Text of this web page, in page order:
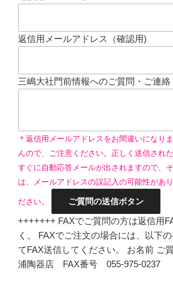
返信用メールアドレス（確認用)
三嶋大社門前情報へのご質問・ご連絡
＊返信用メールアドレスをお間違いになり
んので、ご注意ください。正しく送信され
すぐに自動応答メールが出されますので、
は、メールアドレスの誤記入の可能性があ
ださい。
+++++++ FAXでご質問の方は返信用
く。 FAXでご注文の場合には、以下
てFAX送信してください。 お名前 ご
浦陶器店 FAX番号 055-975-0237